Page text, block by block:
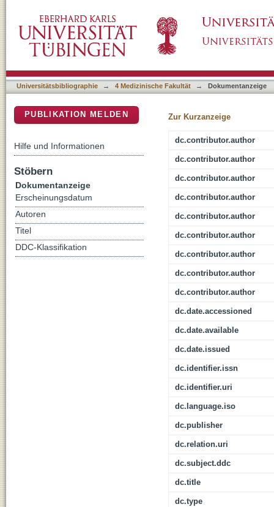
Universitätsbibliographie → 4 Medizinische Fakultät → Dokumentanzeige
Zur Kurzanzeige
dc.contributor.author
dc.contributor.author
dc.contributor.author
dc.contributor.author
dc.contributor.author
dc.contributor.author
dc.contributor.author
dc.contributor.author
dc.contributor.author
dc.date.accessioned
dc.date.available
dc.date.issued
dc.identifier.issn
dc.identifier.uri
dc.language.iso
dc.publisher
dc.relation.uri
dc.subject.ddc
dc.title
dc.type
PUBLIKATION MELDEN
Hilfe und Informationen
Stöbern
Dokumentanzeige
Erscheinungsdatum
Autoren
Titel
DDC-Klassifikation